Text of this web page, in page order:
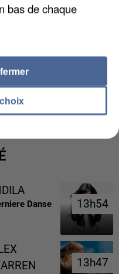
DE LA DZ
Danse 13h54
13h54
13h47
13h47
bas de chaque